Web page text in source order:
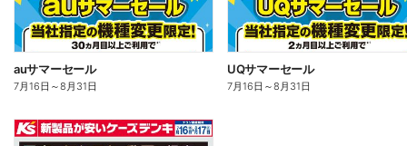
auサマーセール
7月16日 ～8月31日
UQサマーセール
7月16日 ～8月31日